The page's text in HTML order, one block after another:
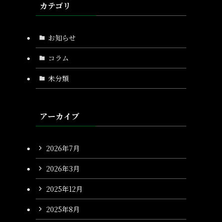
カテゴリ
お知らせ
コラム
未分類
アーカイブ
2026年7月
2026年3月
2025年12月
2025年8月